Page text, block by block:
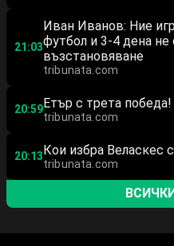
21:03
Иван Иванов: Ние
футбол и 3-4 дена не
възстановяване
tribunata.com
20:59Етър с трета
tribunata.com
20:13Кои избра Веласкес
tribunata.com